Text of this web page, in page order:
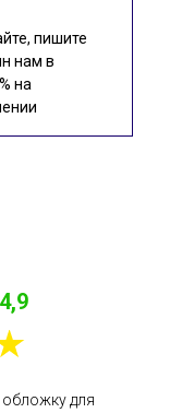
пишите
нам в
на
4,9
обложку для